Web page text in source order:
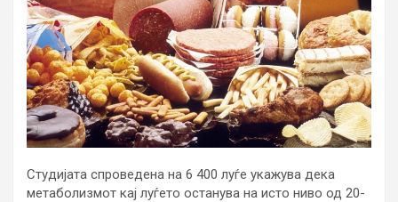
Студијата спроведена на 6 400 луѓе укажува дека
метаболизмот кај луѓето останува на исто ниво од 20-